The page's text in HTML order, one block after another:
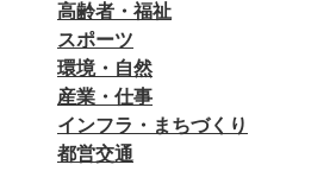
高齢者・福祉
スポーツ
環境・自然
産業・仕事
インフラ・まちづくり
都営交通